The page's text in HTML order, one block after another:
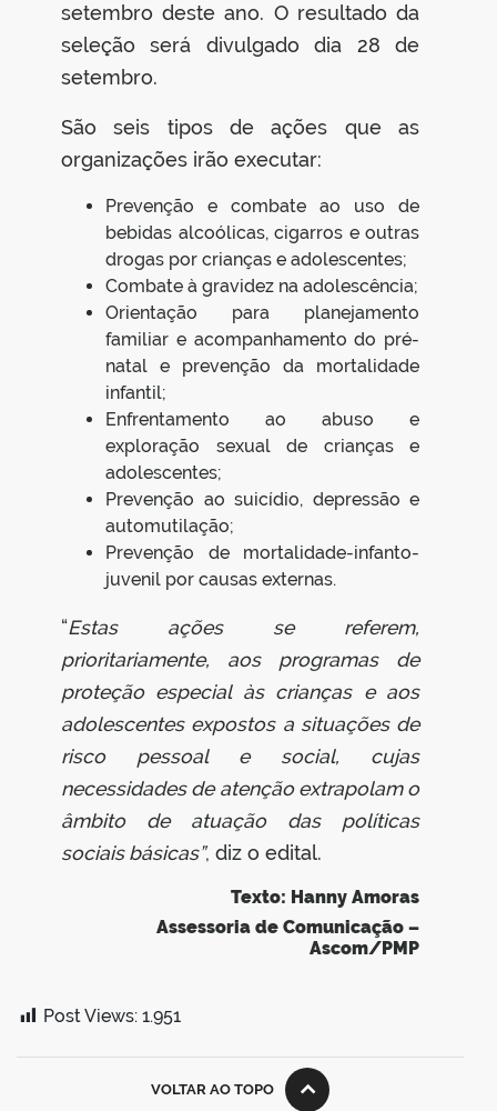
setembro deste ano. O resultado da
seleção será divulgado dia 28 de
setembro.
São seis tipos de ações que as
organizações irão executar:
Prevenção e combate ao uso de
bebidas alcoólicas, cigarros e outras
drogas por crianças e adolescentes;
Combate à gravidez na adolescência;
Orientação para planejamento
familiar e acompanhamento do pré-
natal e prevenção da mortalidade
infantil;
Enfrentamento ao abuso e
exploração sexual de crianças e
adolescentes;
Prevenção ao suicídio, depressão e
automutilação;
Prevenção de mortalidade-infanto-
juvenil por causas externas.
“Estas ações se referem,
prioritariamente, aos programas de
proteção especial às crianças e aos
adolescentes expostos a situações de
risco pessoal e social, cujas
necessidades de atenção extrapolam o
âmbito de atuação das políticas
sociais básicas”, diz o edital.
Texto: Hanny Amoras
Assessoria de Comunicação –
Ascom/PMP
Post Views: 1.951
VOLTAR AO TOPO